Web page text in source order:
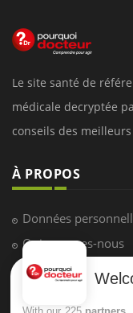
Le site santé de
médicale decryptée
conseils des
À PROPOS
Données
Qui sommes-nous
Conditions
With our 225 partners